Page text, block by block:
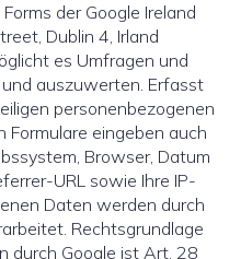
der Google Ireland
Dublin 4, Irland
es Umfragen und
auszuwerten. Erfasst
personenbezogenen
Formulare eingeben auch
Browser, Datum
URL sowie Ihre IP-
Daten werden durch
Rechtsgrundlage
durch Google ist Art. 28